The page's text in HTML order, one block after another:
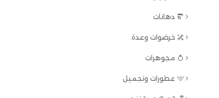
دهانات
خرضوات وعدة
مجوهرات
عطورات وتجميل